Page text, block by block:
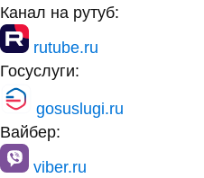
Канал на рутуб:
rutube.ru
Госуслуги:
gosuslugi.ru
Вайбер:
viber.ru